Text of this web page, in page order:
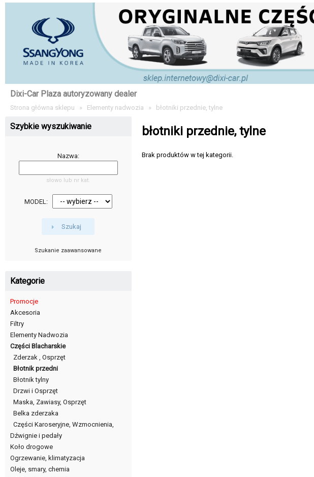
Dixi-Car Plaza autoryzowany dealer
Strona główna sklepu » Elementy nadwozia » błotniki przednie, tylne
błotniki przednie, tylne
Brak produktów w tej kategorii.
Szybkie wyszukiwanie
Nazwa:
słowo lub nr kat.
MODEL:
Szukaj
Szukanie zaawansowane
Kategorie
Promocje
Akcesoria
Filtry
Elementy Nadwozia
Części Blacharskie
Zderzak , Osprzęt
Błotnik przedni
Błotnik tylny
Drzwi i Osprzęt
Maska, Zawiasy, Osprzęt
Belka zderzaka
Części Karoseryjne, Wzmocnienia,
Dźwignie i pedały
Koło drogowe
Ogrzewanie, klimatyzacja
Oleje, smary, chemia